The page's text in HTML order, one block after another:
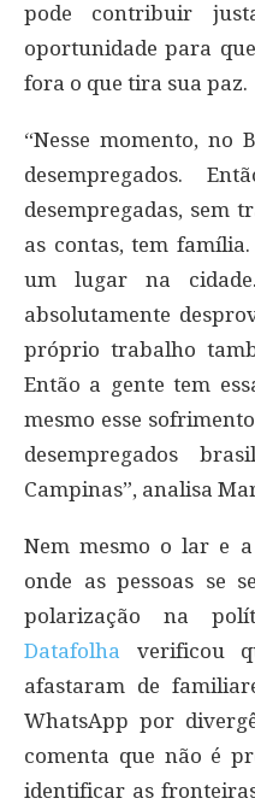
pode contribuir
oportunidade para
fora o que tira sua paz.
“Nesse momento, no
desempregados.
desempregadas, sem
as contas, tem
um lugar na
absolutamente
próprio trabalho
Então a gente tem
mesmo esse
desempregados
Campinas”, analisa
Nem mesmo o lar e
onde as pessoas se
polarização na
Datafolha verificou
afastaram de
WhatsApp por
comenta que não é
identificar as